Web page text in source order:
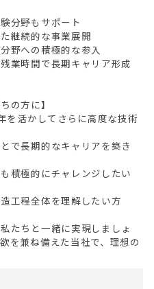
分野もサポート
継続的な事業展開
野への積極的な参入
業時間で長期キャリア形成
の方に】
を活かしてさらに高度な技術
で長期的なキャリアを築き
積極的にチャレンジしたい
工程全体を理解したい方
たちと一緒に実現しましょ
を兼ね備えた当社で、理想の